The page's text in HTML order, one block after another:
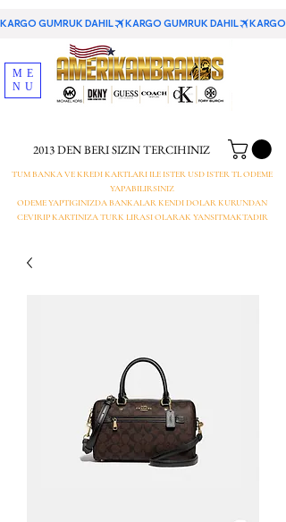
KARGO GUMRUK DAHIL
2013 DEN BERI SIZIN TERCIHINIZ
TUM BANKA VE KREDI KARTLARI ILE ISTER USD ISTER TL ODEME
YAPABILIRSINIZ
ODEME YAPTIGINIZDA BANKALAR KENDI DOLAR KURUNDAN
CEVIRIP KARTINIZA TURK LIRASI OLARAK YANSITMAKTADIR
ME
NU